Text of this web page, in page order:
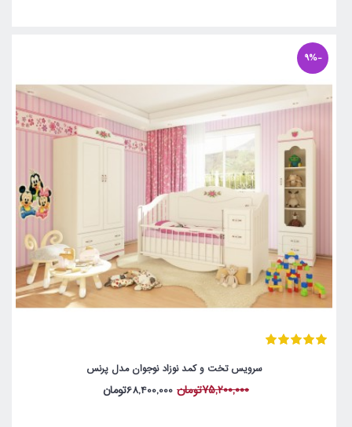
-9%
سرویس تخت و کمد نوزاد نوجوان مدل پرنس
75,200,000تومان 68,400,000تومان